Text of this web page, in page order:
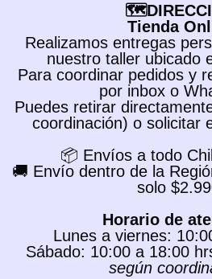
Tienda
Realizamos entregas
nuestro taller ubicado
Para coordinar pedidos y
por inbox o
Puedes retirar
coordinación) o solicitar
📦 Envíos a todo
🚚 Envío dentro de la
solo
Horario de
Lunes a viernes:
Sábado: 10:00 a 18:00
según